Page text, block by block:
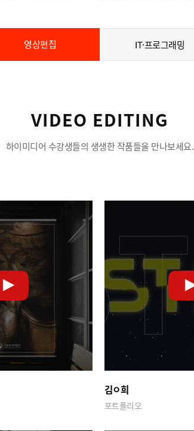
영상편집 IT·프로그래밍
VIDEO EDITING
하이미디어 수강생들의 생생한 작품들을 만나보세요.
김ㅇ희
포트폴리오